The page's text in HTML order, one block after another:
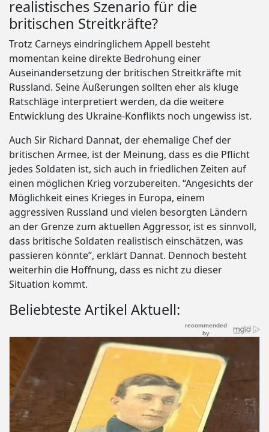
realistisches Szenario für die
britischen Streitkräfte?
Trotz Carneys eindringlichem Appell besteht
momentan keine direkte Bedrohung einer
Auseinandersetzung der britischen Streitkräfte mit
Russland. Seine Äußerungen sollten eher als kluge
Ratschläge interpretiert werden, da die weitere
Entwicklung des Ukraine-Konflikts noch ungewiss ist.
Auch Sir Richard Dannat, der ehemalige Chef der
britischen Armee, ist der Meinung, dass es die Pflicht
jedes Soldaten ist, sich auch in friedlichen Zeiten auf
einen möglichen Krieg vorzubereiten. “Angesichts der
Möglichkeit eines Krieges in Europa, einem
aggressiven Russland und vielen besorgten Ländern
an der Grenze zum aktuellen Aggressor, ist es sinnvoll,
dass britische Soldaten realistisch einschätzen, was
passieren könnte”, erklärt Dannat. Dennoch besteht
weiterhin die Hoffnung, dass es nicht zu dieser
Situation kommt.
Beliebteste Artikel Aktuell: